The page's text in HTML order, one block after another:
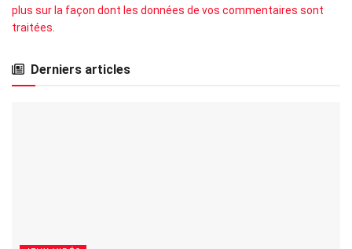
plus sur la façon dont les données de vos commentaires sont
traitées
Derniers articles